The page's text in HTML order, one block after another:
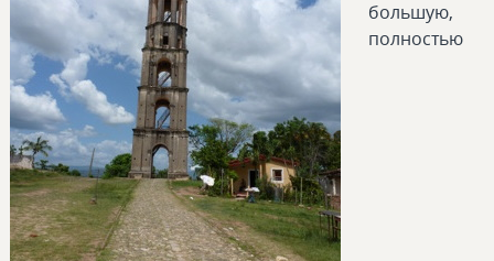
большую,
полностью